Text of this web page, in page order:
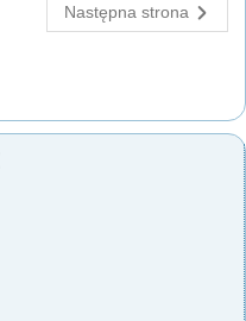
Następna strona